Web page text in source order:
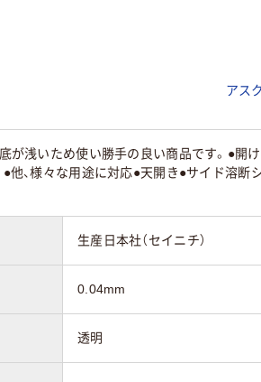
アス
が浅いため使い勝手の良い商品です。●開
他、様々な用途に対応●天開き●サイド溶断
生産日本社（セイニチ）
0.04mm
透明